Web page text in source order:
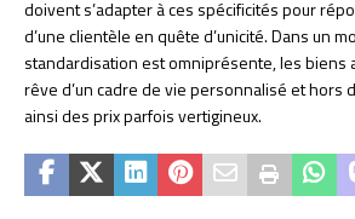
doivent s’adapter à ces spécificités pour
d’une clientèle en quête d’unicité. Dans un
standardisation est omniprésente, les biens
rêve d’un cadre de vie personnalisé et hors
ainsi des prix parfois vertigineux.